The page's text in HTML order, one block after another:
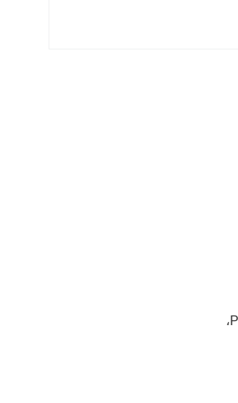
نحن مصنعون لأكياس تصفية الغبار، أكياس تصفية البوليستر، أكياس تصفية نومكس، أكياس تصفية PPS، أكياس تصفية P84،